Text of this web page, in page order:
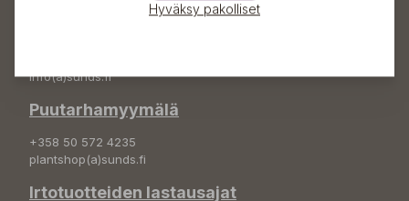
info(a)sunds.fi
Puutarhamyymälä
+358 50 572 4235
plantshop(a)sunds.fi
Irtotuotteiden lastausajat
Hyväksy pakolliset